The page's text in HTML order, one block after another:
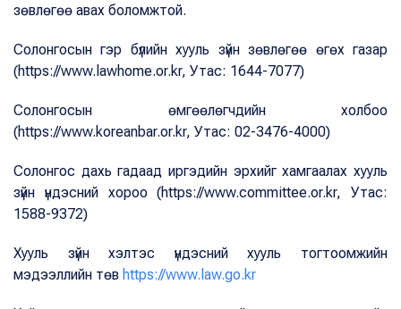
зөвлөгөө авах боломжтой.
Солонгосын гэр бүлийн хууль зүйн зөвлөгөө өгөх газар
(https://www.lawhome.or.kr, Утас: 1644-7077)
Солонгосын өмгөөлөгчдийн холбоо
(https://www.koreanbar.or.kr, Утас: 02-3476-4000)
Солонгос дахь гадаад иргэдийн эрхийг хамгаалах хууль
зүйн үндэсний хороо (https://www.committee.or.kr, Утас:
1588-9372)
Хууль зүйн хэлтэс үндэсний хууль тогтоомжийн
мэдээллийн төв https://www.law.go.kr